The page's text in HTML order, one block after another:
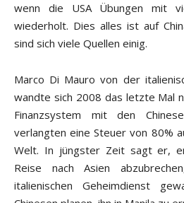
wenn die USA Übungen mit
wiederholt. Dies alles ist auf
sind sich viele Quellen einig.
Marco Di Mauro von der
wandte sich 2008 das letzte Mal
Finanzsystem mit den
verlangten eine Steuer von 80%
Welt. In jüngster Zeit sagt er,
Reise nach Asien
italienischen Geheimdienst